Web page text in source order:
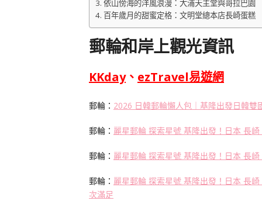
依山傍海的洋風浪漫：大浦天主堂與哥拉巴園
百年歲月的甜蜜定格：文明堂總本店長崎蛋糕
郵輪和岸上觀光資訊
KKday、 ezTravel易遊網
郵輪： 2026 日韓郵輪懶人包｜基隆出發日韓
郵輪： 麗星郵輪 探索星號 基隆出發！日本 長
郵輪： 麗星郵輪 探索星號 基隆出發！日本 長
郵輪： 麗星郵輪 探索星號 基隆出發！日本 長
次滿足